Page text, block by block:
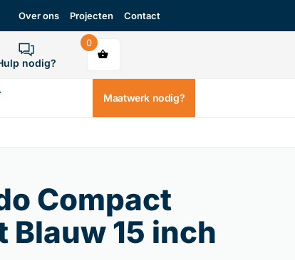
Over ons Projecten Contact
nodig?
0
Maatwerk nodig?
Compact
Blauw 15 inch